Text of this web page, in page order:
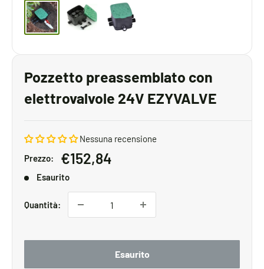
Pozzetto preassemblato con
elettrovalvole 24V EZYVALVE
Nessuna recensione
Prezzo:
Prezzo
scontato
€152,84
Esaurito
Quantità:
Esaurito